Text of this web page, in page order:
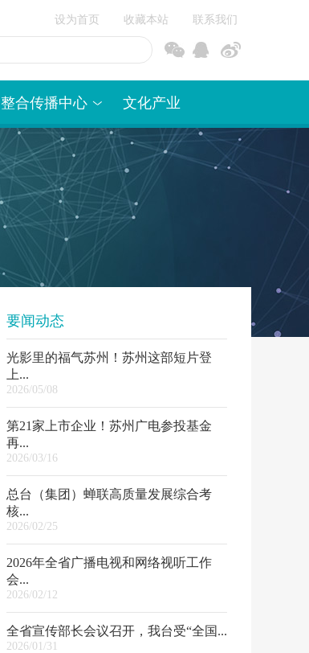
设为首页 收藏本站 联系我们
整合传播中心 文化产业
要闻动态
光影里的福气苏州！苏州这部短片登
上...
2026/05/08
第21家上市企业！苏州广电参投基金
再...
2026/03/16
总台（集团）蝉联高质量发展综合考
核...
2026/02/25
2026年全省广播电视和网络视听工作
会...
2026/02/12
全省宣传部长会议召开，我台受“全国...
2026/01/31